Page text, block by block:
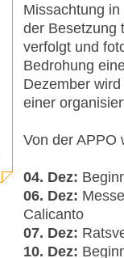
Missachtung
der Besetzung
verfolgt und
Bedrohung
Dezember
einer
Von der
04. Dez:
06. Dez:
Calicanto
07. Dez:
10. Dez: